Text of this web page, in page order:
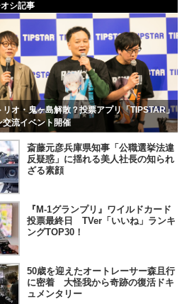
シ記事
リオ・鬼ヶ島解散？投票アプリ「TIPSTAR」
交流イベント開催
斎藤元彦兵庫県知事「公職選挙法違
反疑惑」に揺れる美人社長の知られ
ざる素顔
『M-1グランプリ』ワイルドカード
投票最終日 TVer「いいね」ランキ
ングTOP30！
50歳を迎えたオートレーサー森且行
に密着 大怪我から奇跡の復活ドキ
ュメンタリー